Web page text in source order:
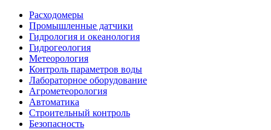
Расходомеры
Промышленные датчики
Гидрология и океанология
Гидрогеология
Метеорология
Контроль параметров воды
Лабораторное оборудование
Агрометеорология
Автоматика
Строительный контроль
Безопасность